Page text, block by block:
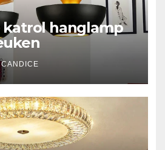
hanglamp
CANDICE